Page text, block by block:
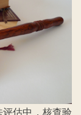
估中，核查验